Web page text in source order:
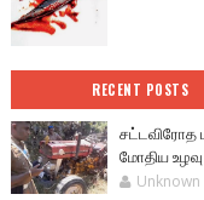
RECENT POSTS
மோதிய
Unknown